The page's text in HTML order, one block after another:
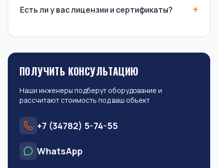
Есть ли у вас лицензии и сертификаты?
ПОЛУЧИТЬ КОНСУЛЬТАЦИЮ
Наши инженеры подберут оборудование и
рассчитают стоимость под ваш объект
+7 (34782) 5-74-55
WhatsApp